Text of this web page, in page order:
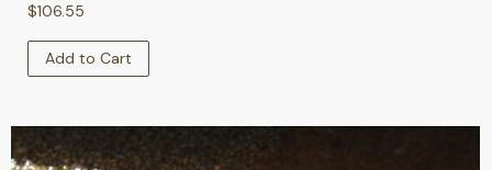
$106.55
Add to Cart